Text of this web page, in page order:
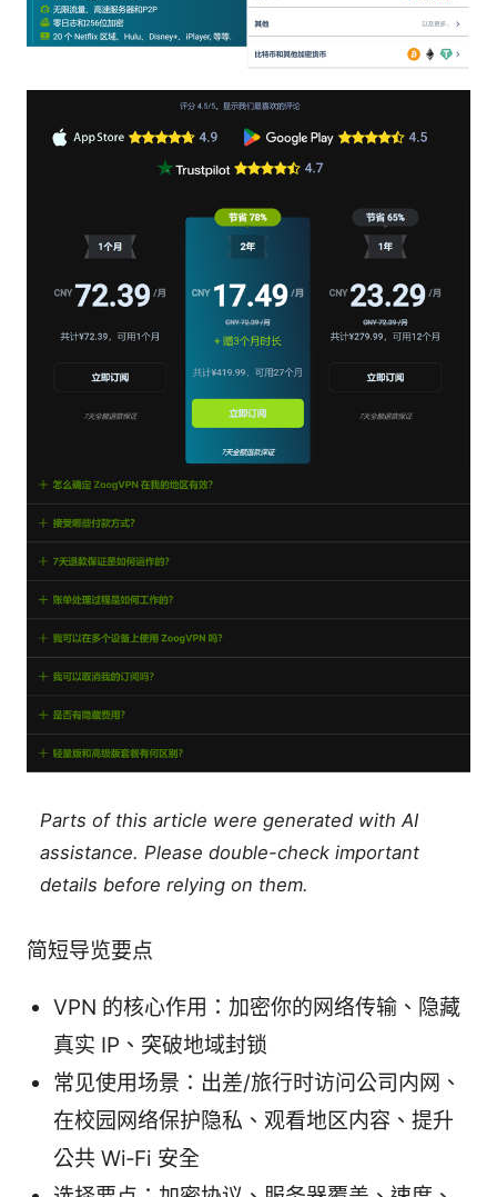
Parts of this article were generated with AI
assistance. Please double-check important
details before relying on them.
简短导览要点
VPN 的核心作用：加密你的网络传输、隐藏
真实 IP、突破地域封锁
常见使用场景：出差/旅行时访问公司内网、
在校园网络保护隐私、观看地区内容、提升
公共 Wi‑Fi 安全